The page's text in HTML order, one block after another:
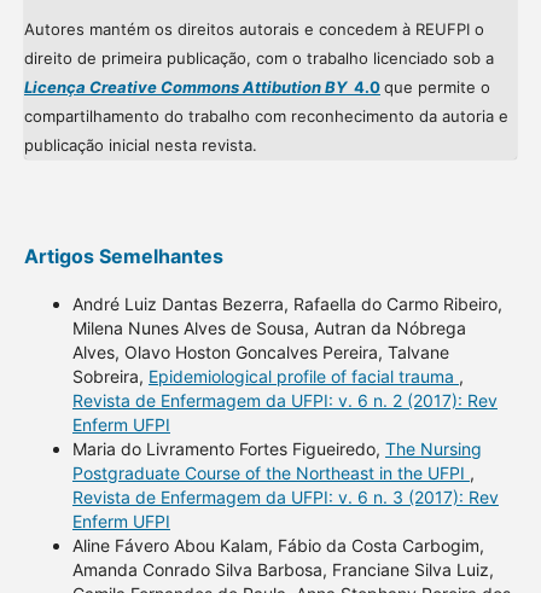
Autores mantém os direitos autorais e concedem à REUFPI o
direito de primeira publicação, com o trabalho licenciado sob a
Licença Creative Commons Attibution BY4.0que permite o
compartilhamento do trabalho com reconhecimento da autoria e
publicação inicial nesta revista.
Artigos Semelhantes
André Luiz Dantas Bezerra, Rafaella do Carmo Ribeiro,
Milena Nunes Alves de Sousa, Autran da Nóbrega
Alves, Olavo Hoston Goncalves Pereira, Talvane
Sobreira, Epidemiological profile of facial trauma ,
Revista de Enfermagem da UFPI: v. 6 n. 2 (2017): Rev
Enferm UFPI
Maria do Livramento Fortes Figueiredo, The Nursing
Postgraduate Course of the Northeast in the UFPI ,
Revista de Enfermagem da UFPI: v. 6 n. 3 (2017): Rev
Enferm UFPI
Aline Fávero Abou Kalam, Fábio da Costa Carbogim,
Amanda Conrado Silva Barbosa, Franciane Silva Luiz,